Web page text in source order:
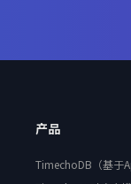
产品
TimechoDB（基于